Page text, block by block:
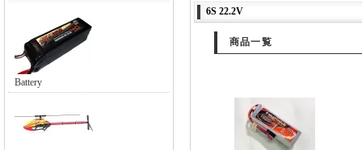
Battery
6S 22.2V
商品一覧